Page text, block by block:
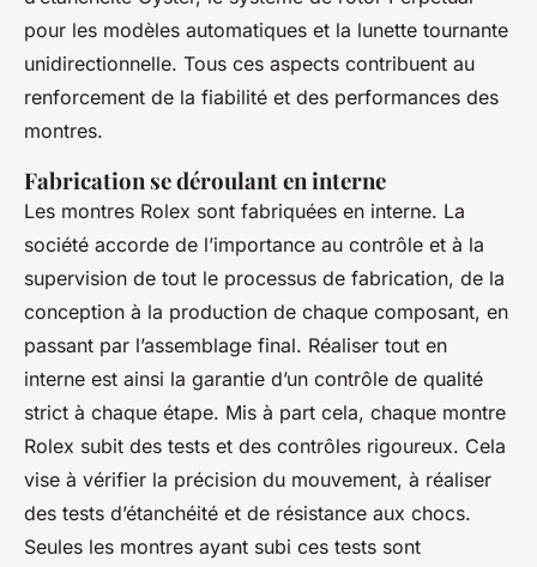
pour les modèles automatiques et la lunette tournante
unidirectionnelle. Tous ces aspects contribuent au
renforcement de la fiabilité et des performances des
montres.
Fabrication se déroulant en interne
Les montres Rolex sont fabriquées en interne. La
société accorde de l’importance au contrôle et à la
supervision de tout le processus de fabrication, de la
conception à la production de chaque composant, en
passant par l’assemblage final. Réaliser tout en
interne est ainsi la garantie d’un contrôle de qualité
strict à chaque étape. Mis à part cela, chaque montre
Rolex subit des tests et des contrôles rigoureux. Cela
vise à vérifier la précision du mouvement, à réaliser
des tests d’étanchéité et de résistance aux chocs.
Seules les montres ayant subi ces tests sont